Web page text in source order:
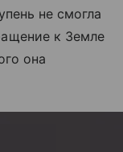
не смогла
к Земле
она